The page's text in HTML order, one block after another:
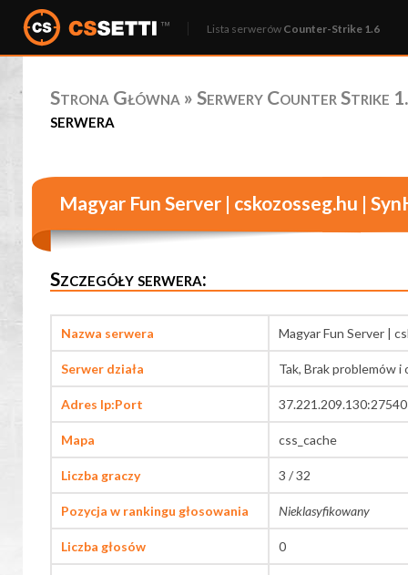
Lista serwerów Counter-Strike 1.6
Strona Główna » Serwery Counter Strike
serwera
Magyar Fun Server | cskozosseg.hu |
Szczegóły serwera:
Nazwa serwera Magyar Fun Server |
Serwer działa Tak, Brak problemów i
Adres Ip:Port 37.221.209.130:27540
Mapa css_cache
Liczba graczy 3 / 32
Pozycja w rankingu głosowania Nieklasyfikowany
Liczba głosów 0